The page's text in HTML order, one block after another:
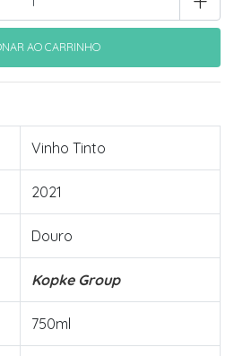
Vinho Tinto
2021
Douro
Kopke Group
750ml